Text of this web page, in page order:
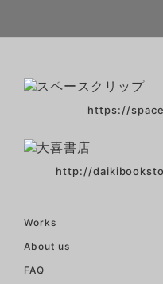
https://
http://
Works
About us
FAQ